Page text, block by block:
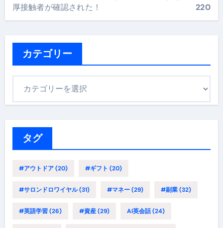
厚接触者が確認された！
220
カテゴリー
タグ
#アウトドア(20) #ギフト (20)
#サロンドロワイヤル(31) #マネー(29) #副業(32)
#英語学習(26) #資産(29) AI英会話(24)